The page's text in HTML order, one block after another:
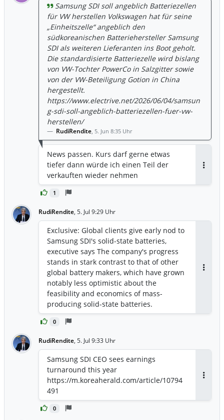
1
Samsung SDI soll angeblich Batteriezellen
für VW herstellen Volkswagen hat für seine
„Einheitszelle“ angeblich den
südkoreanischen Batteriehersteller Samsung
SDI als weiteren Lieferanten ins Boot geholt.
Die standardisierte Batteriezelle wird bislang
von VW-Tochter PowerCo in Salzgitter sowie
von der VW-Beteiligung Gotion in China
hergestellt.
https://www.electrive.net/2026/06/04/samsun
g-sdi-soll-angeblich-batteriezellen-fuer-vw-
herstellen/
RudiRendite, 5. Jun 8:35 Uhr
News passen. Kurs darf gerne etwas
tiefer dann würde ich einen Teil der
verkauften wieder nehmen
RudiRendite, 5. Jul 9:29 Uhr
0
Exclusive: Global clients give early nod to
Samsung SDI's solid-state batteries,
executive says The company's progress
stands in stark contrast to that of other
global battery makers, which have grown
notably less optimistic about the
feasibility and economics of mass-
producing solid-state batteries.
https://www.koreajoongangdaily.com/bu
siness/exclusive-global-clients-give-
batteries-executive-says/12748083
RudiRendite, 5. Jul 9:33 Uhr
0
Samsung SDI CEO sees earnings
turnaround this year
https://m.koreaherald.com/article/10794
491